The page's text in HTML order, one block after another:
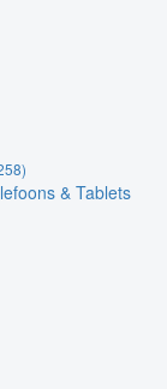
& Tablets